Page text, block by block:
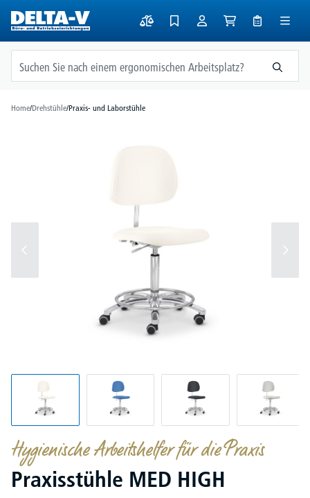
springen
Home/Drehstühle/Praxis- und Laborstühle
Hygienische Arbeitshelfer für die Praxis
Praxisstühle MED HIGH